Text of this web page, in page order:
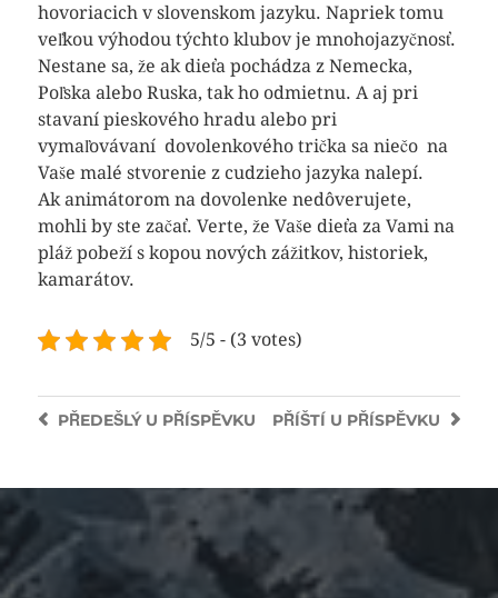
hovoriacich v slovenskom jazyku. Napriek tomu
veľkou výhodou týchto klubov je mnohojazyčnosť.
Nestane sa, že ak dieťa pochádza z Nemecka,
Poľska alebo Ruska, tak ho odmietnu. A aj pri
stavaní pieskového hradu alebo pri
vymaľovávaní dovolenkového trička sa niečo na
Vaše malé stvorenie z cudzieho jazyka nalepí.
Ak animátorom na dovolenke nedôverujete,
mohli by ste začať. Verte, že Vaše dieťa za Vami na
pláž pobeží s kopou nových zážitkov, historiek,
kamarátov.
5/5 - (3 votes)
PŘÍŠTÍ U PŘÍSPĚVKU
PŘEDEŠLÝU PŘÍSPĚVKU